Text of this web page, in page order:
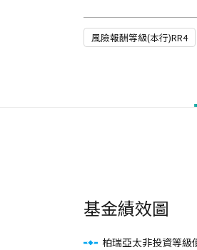
風險報酬等級(本行)RR4
基金績效圖
柏瑞亞太非投資等級